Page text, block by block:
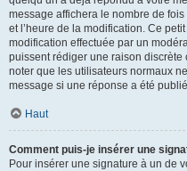
message affichera le nombre de
et l’heure de la modification. Ce petit
modification effectuée par un
puissent rédiger une raison
noter que les utilisateurs normaux
message si une réponse a été
Haut
Comment puis-je insérer une
Pour insérer une signature à un de